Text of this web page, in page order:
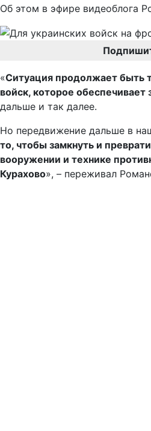
Об этом в эфире видеоблога
«Ситуация продолжает быть
войск, которое обеспечивает
дальше и так далее.
Но передвижение дальше в
то, чтобы замкнуть и
вооружении и технике
Курахово», – переживал